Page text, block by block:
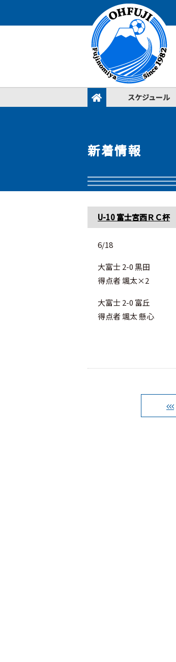
スケジュール
新着情報
U-10 富士宮西ＲＣ杯
6/18
大富士 2-0 黒田
得点者 颯太×2
大富士 2-0 富丘
得点者 颯太 懸心